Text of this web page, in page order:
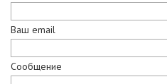
Ваш email
Сообщение